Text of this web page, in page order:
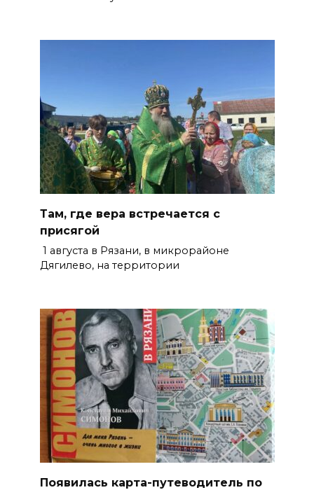
Там, где вера встречается с
присягой
1 августа в Рязани, в микрорайоне
Дягилево, на территории
Появилась карта-путеводитель по